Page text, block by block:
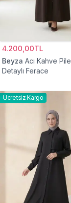
4.200,00TL
Beyza Acı Kahve Pile
Detaylı Ferace
Ücretsiz Kargo